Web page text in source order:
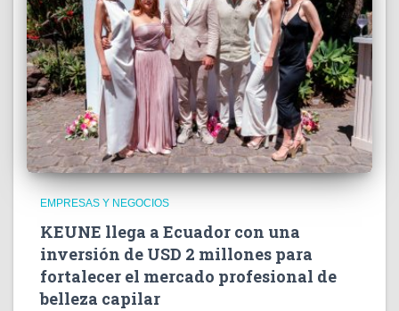
EMPRESAS Y NEGOCIOS
KEUNE llega a Ecuador con una
inversión de USD 2 millones para
fortalecer el mercado profesional de
belleza capilar